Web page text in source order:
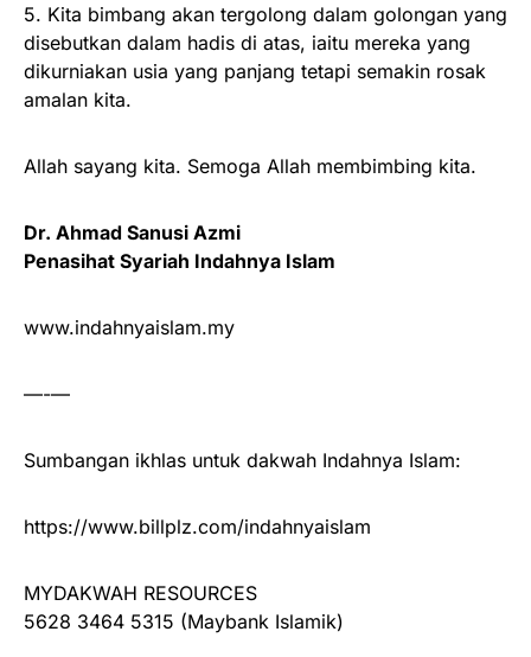
5. Kita bimbang akan tergolong dalam golongan yang
disebutkan dalam hadis di atas, iaitu mereka yang
dikurniakan usia yang panjang tetapi semakin rosak
amalan kita.
Allah sayang kita. Semoga Allah membimbing kita.
Dr. Ahmad Sanusi Azmi
Penasihat Syariah Indahnya Islam
www.indahnyaislam.my
—-—
Sumbangan ikhlas untuk dakwah Indahnya Islam:
https://www.billplz.com/indahnyaislam
MYDAKWAH RESOURCES
5628 3464 5315 (Maybank Islamik)